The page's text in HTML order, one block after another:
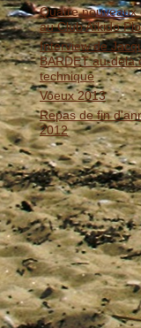
Quatre nouveaux
au Club Aïkido
Interview de
BARDET au-delà
technique
Voeux 2013
Repas de fin
2012